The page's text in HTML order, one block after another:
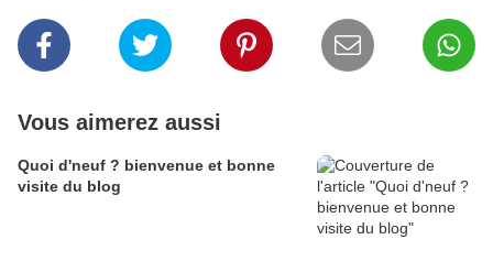
Vous aimerez aussi
Quoi d'neuf ? bienvenue et bonne
visite du blog